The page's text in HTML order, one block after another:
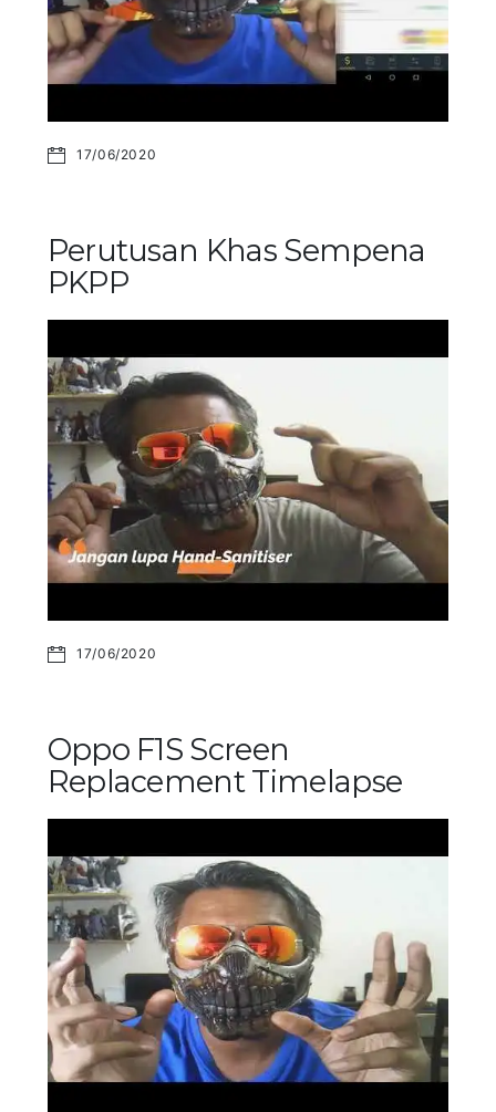
17/06/2020
Perutusan Khas Sempena
PKPP
17/06/2020
Oppo F1S Screen
Replacement Timelapse